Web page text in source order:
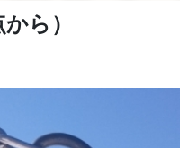
ら）